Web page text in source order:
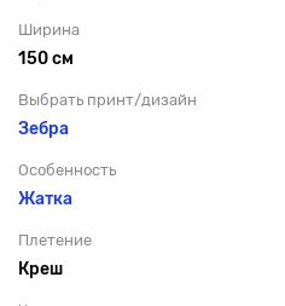
Ширина
150 см
Выбрать принт/дизайн
Зебра
Особенность
Жатка
Плетение
Креш